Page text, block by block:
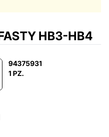
HB3-HB4
94375931
1 PZ.